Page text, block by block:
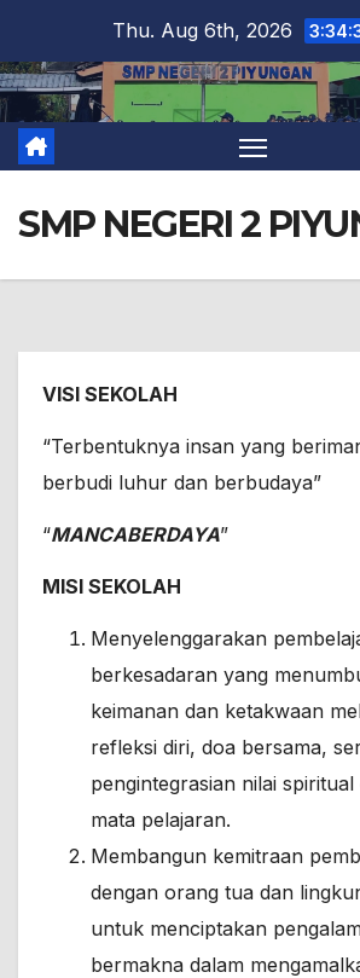
content
Thu. Aug 6th, 2026
SMP NEGERI 2
VISI SEKOLAH
“Terbentuknya insan yang
berbudi luhur dan berbudaya”
“MANCABERDAYA”
MISI SEKOLAH
Menyelenggarakan
berkesadaran yang
keimanan dan ketakwaan
refleksi diri, doa bersama,
pengintegrasian nilai spiritual
mata pelajaran.
Membangun kemitraan
dengan orang tua dan
untuk menciptakan
bermakna dalam